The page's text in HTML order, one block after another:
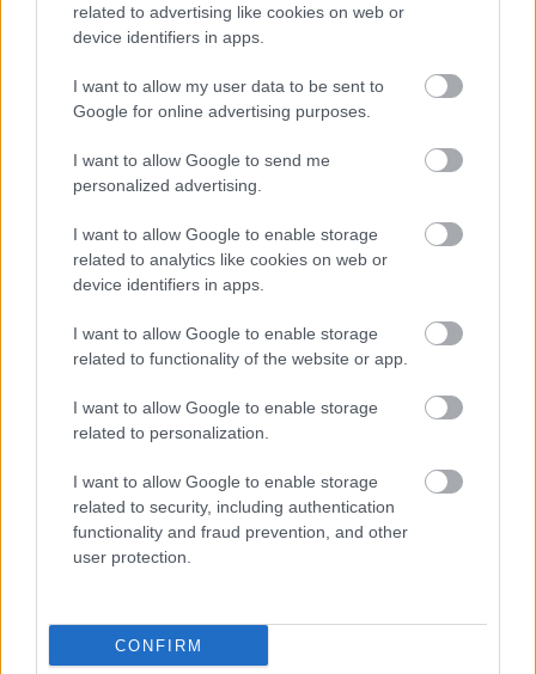
related to advertising like cookies on web or
device identifiers in apps.
I want to allow my user data to be sent to
Google for online advertising purposes.
I want to allow Google to send me
personalized advertising.
I want to allow Google to enable storage
related to analytics like cookies on web or
device identifiers in apps.
I want to allow Google to enable storage
related to functionality of the website or app.
I want to allow Google to enable storage
related to personalization.
I want to allow Google to enable storage
related to security, including authentication
functionality and fraud prevention, and other
user protection.
CONFIRM
HQ-22/FK-3 légvédelmi rakétakomplexumokat
vásárolt Szerbia, ezek első nyilvános bemutatására
került sor ma Batajnicán. A célmegvilágító és
rávezető állomás. A "forró" indítás elvén működő
rakétahordozó- és indtójárművek egyenként négy
gyártmányt visznek. A felderítő rádiólokátor…
Szerb típustestvér pogányi kitérőn